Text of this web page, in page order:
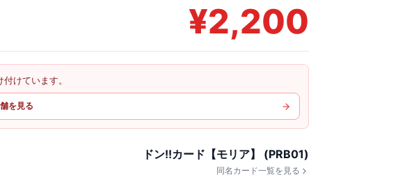
¥2,200
けています。
を見る
ドン!!カード【モリア】 (PRB01)
同名カード一覧を見る